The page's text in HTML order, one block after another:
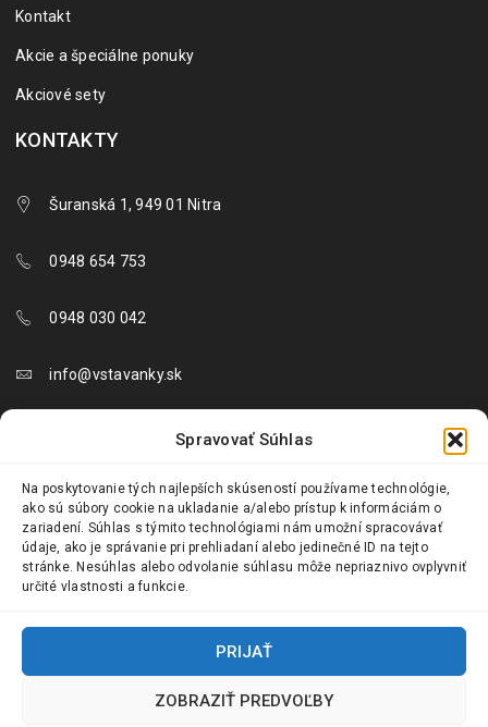
Spravovať Súhlas
Na poskytovanie tých najlepších skúseností používame technológie,
ako sú súbory cookie na ukladanie a/alebo prístup k informáciám o
zariadení. Súhlas s týmito technológiami nám umožní spracovávať
údaje, ako je správanie pri prehliadaní alebo jedinečné ID na tejto
stránke. Nesúhlas alebo odvolanie súhlasu môže nepriaznivo ovplyvniť
určité vlastnosti a funkcie.
PRIJAŤ
ZOBRAZIŤ PREDVOĽBY
Kontakt
Akcie a špeciálne ponuky
Akciové sety
KONTAKTY
Šuranská 1, 949 01 Nitra
0948 654 753
0948 030 042
info@vstavanky.sk
objednavky@vstavanky.sk
reklamacie@vstavanky.sk
© 2024 Vstavanky.sk. Všetky práva vyhradené.